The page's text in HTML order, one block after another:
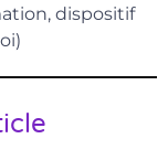
dispositif